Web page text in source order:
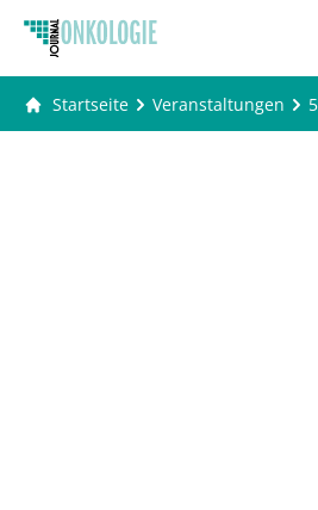
Startseite Veranstaltungen